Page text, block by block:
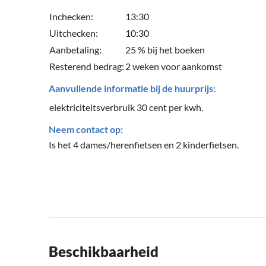
Inchecken:
13:30
Uitchecken:
10:30
Aanbetaling:
25 % bij het boeken
Resterend bedrag: 2 weken voor aankomst
Aanvullende informatie bij de huurprijs:
elektriciteitsverbruik 30 cent per kwh.
Neem contact op:
Is het 4 dames/herenfietsen en 2 kinderfietsen.
Beschikbaarheid